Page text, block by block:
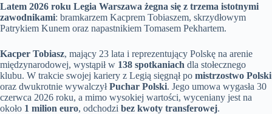
Latem 2026 roku Legia Warszawa żegna się z trzema istotnymi
zawodnikami: bramkarzem Kacprem Tobiaszem, skrzydłowym
Patrykiem Kunem oraz napastnikiem Tomasem Pekhartem.
Kacper Tobiasz, mający 23 lata i reprezentujący Polskę na arenie
międzynarodowej, wystąpił w 138 spotkaniach dla stołecznego
klubu. W trakcie swojej kariery z Legią sięgnął po mistrzostwo Polski
oraz dwukrotnie wywalczyłPuchar Polski. Jego umowa wygasła 30
czerwca 2026 roku, a mimo wysokiej wartości, wyceniany jest na
około 1 milion euro, odchodzi bez kwoty transferowej.